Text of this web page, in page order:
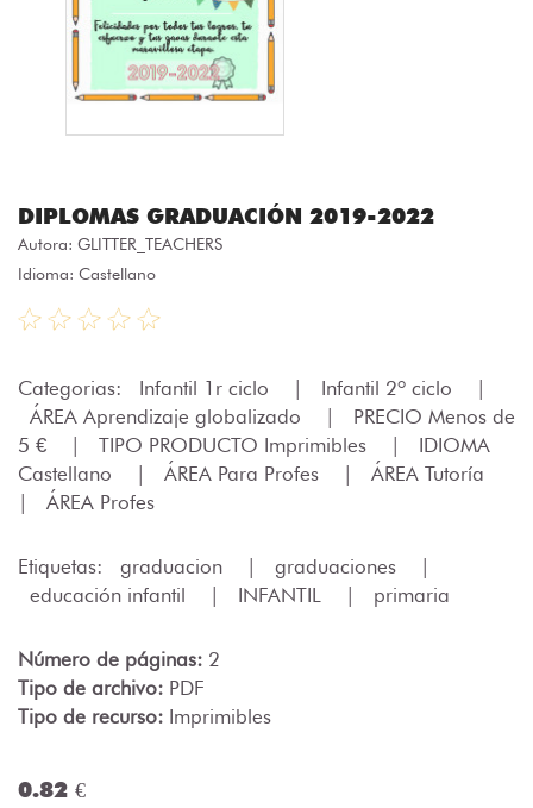
DIPLOMAS GRADUACIÓN 2019-2022
Autora: GLITTER_TEACHERS
Idioma: Castellano
Categorias: Infantil 1r ciclo | Infantil 2º ciclo
|
ÁREA Aprendizaje globalizado
|
PRECIO Menos de
5 €
| TIPO PRODUCTO Imprimibles |
IDIOMA
Castellano
| ÁREA Para Profes |
ÁREA Tutoría
|
ÁREA Profes
Etiquetas: graduacion | graduaciones
|
educación infantil
| INFANTIL | primaria
Número de páginas: 2
Tipo de archivo: PDF
Tipo de recurso: Imprimibles
0.82 €